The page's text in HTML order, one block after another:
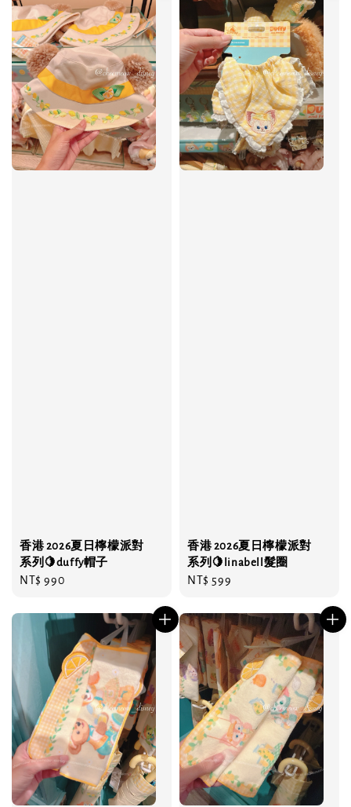
香港 2026夏日檸檬派對
系列🍋duffy帽子
Regular
NT$ 990
香港 2026夏日檸檬派對
系列🍋linabell髮圈
Regular
NT$ 599